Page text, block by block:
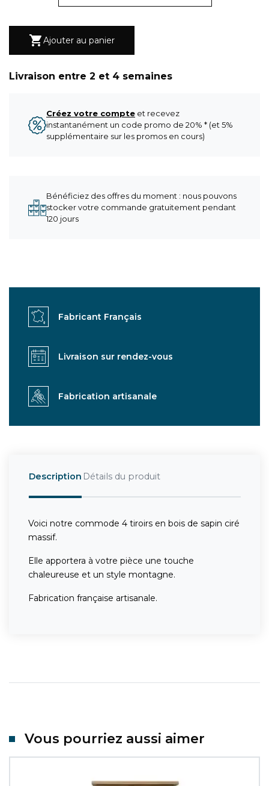
Ajouter au panier
Livraison entre 2 et 4 semaines
Créez votre compte et recevez
instantanément un code promo de 20% * (et 5%
supplémentaire sur les promos en cours)
Bénéficiez des offres du moment : nous pouvons
stocker votre commande gratuitement pendant
120 jours
Fabricant Français
Livraison sur rendez-vous
Fabrication artisanale
Description Détails du produit
Voici notre commode 4 tiroirs en bois de sapin ciré
massif.
Elle apportera à votre pièce une touche
chaleureuse et un style montagne.
Fabrication française artisanale.
Vous pourriez aussi aimer